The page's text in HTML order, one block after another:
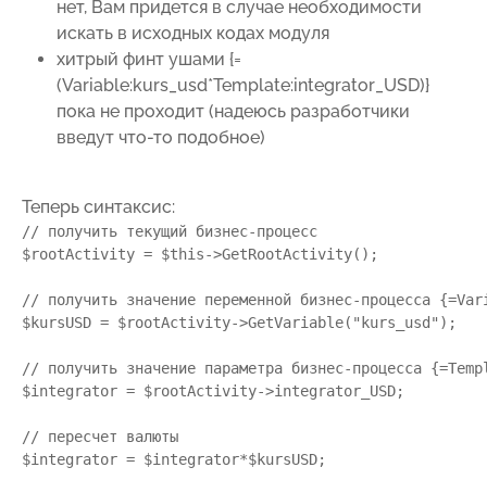
нет, Вам придется в случае необходимости
искать в исходных кодах модуля
хитрый финт ушами {=
(Variable:kurs_usd*Template:integrator_USD)}
пока не проходит (надеюсь разработчики
введут что-то подобное)
Теперь синтаксис:
// получить текущий бизнес-процесс
$rootActivity = $this->GetRootActivity();
// получить значение переменной бизнес-процесса
$kursUSD = $rootActivity->GetVariable("kurs_usd");
// получить значение параметра бизнес-процесса
$integrator = $rootActivity->integrator_USD;
// пересчет валюты
$integrator = $integrator*$kursUSD;